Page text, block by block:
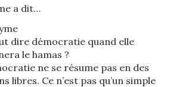
a dit…
dire démocratie quand elle
le hamas ?
ne se résume pas en des
libres. Ce n’est pas qu’un simple